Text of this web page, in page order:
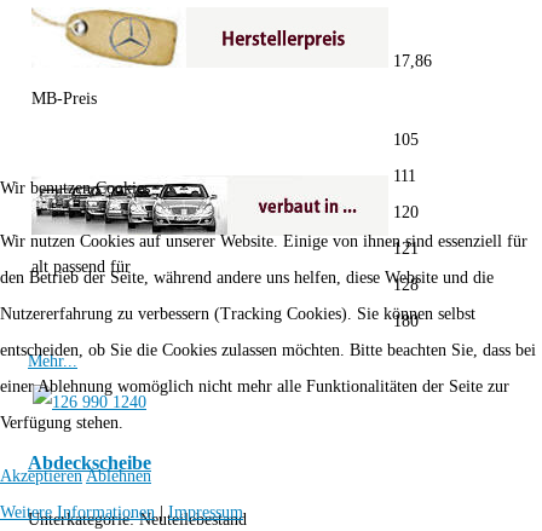
MB-Preis
17,86
alt passend für
105
111
120
121
128
180
Mehr...
Abdeckscheibe
Unterkategorie:Neuteilebestand
Wir benutzen Cookies
Wir nutzen Cookies auf unserer Website. Einige von ihnen sind essenziell für
den Betrieb der Seite, während andere uns helfen, diese Website und die
Nutzererfahrung zu verbessern (Tracking Cookies). Sie können selbst
entscheiden, ob Sie die Cookies zulassen möchten. Bitte beachten Sie, dass bei
einer Ablehnung womöglich nicht mehr alle Funktionalitäten der Seite zur
Verfügung stehen.
Akzeptieren Ablehnen
Weitere Informationen|Impressum